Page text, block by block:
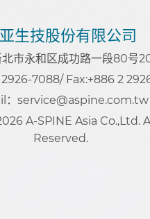
生技股份有限公司
市永和区成功路一段80号
2926-7088/ Fax:+886 2
：service@aspine.com.tw
A-SPINE Asia Co.,Ltd.
Reserved.